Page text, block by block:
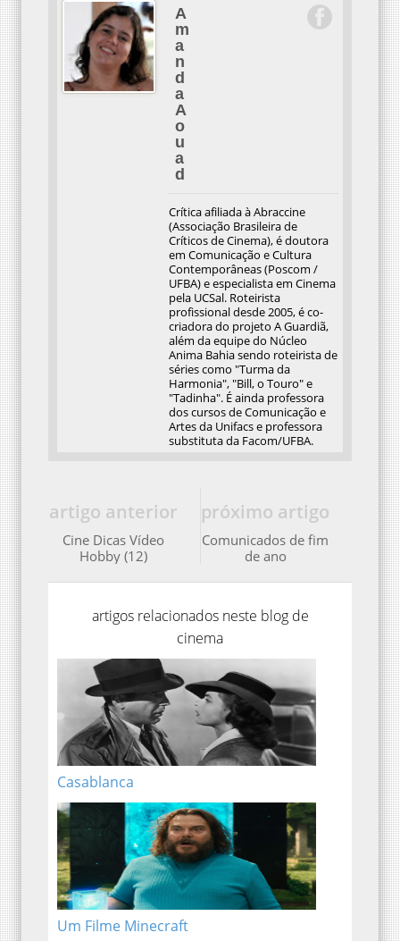
A
m
a
n
d
a
A
o
u
a
d
Crítica afiliada à Abraccine
(Associação Brasileira de
Críticos de Cinema), é doutora
em Comunicação e Cultura
Contemporâneas (Poscom /
UFBA) e especialista em Cinema
pela UCSal. Roteirista
profissional desde 2005, é co-
criadora do projeto A Guardiã,
além da equipe do Núcleo
Anima Bahia sendo roteirista de
séries como "Turma da
Harmonia", "Bill, o Touro" e
"Tadinha". É ainda professora
dos cursos de Comunicação e
Artes da Unifacs e professora
substituta da Facom/UFBA.
próximo artigo
Comunicados de fim
de ano
artigo anterior
Cine Dicas Vídeo
Hobby (12)
artigos relacionados neste blog de
cinema
Casablanca
Um Filme Minecraft